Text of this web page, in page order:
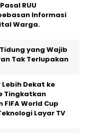
RUU
Informasi
Warga.
yang Wajib
Tak Terlupakan
Dekat ke
Tingkatkan
World Cup
Layar TV